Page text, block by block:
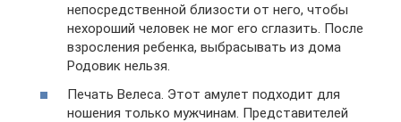
непосредственной близости от него, чтобы
нехороший человек не мог его сглазить. После
взросления ребенка, выбрасывать из дома
Родовик нельзя.
Печать Велеса. Этот амулет подходит для
ношения только мужчинам. Представителей